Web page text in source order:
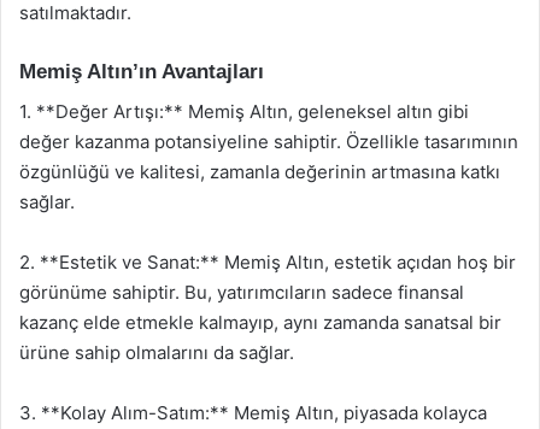
satılmaktadır.
Memiş Altın’ın Avantajları
1. **Değer Artışı:** Memiş Altın, geleneksel altın gibi
değer kazanma potansiyeline sahiptir. Özellikle tasarımının
özgünlüğü ve kalitesi, zamanla değerinin artmasına katkı
sağlar.
2. **Estetik ve Sanat:** Memiş Altın, estetik açıdan hoş bir
görünüme sahiptir. Bu, yatırımcıların sadece finansal
kazanç elde etmekle kalmayıp, aynı zamanda sanatsal bir
ürüne sahip olmalarını da sağlar.
3. **Kolay Alım-Satım:** Memiş Altın, piyasada kolayca